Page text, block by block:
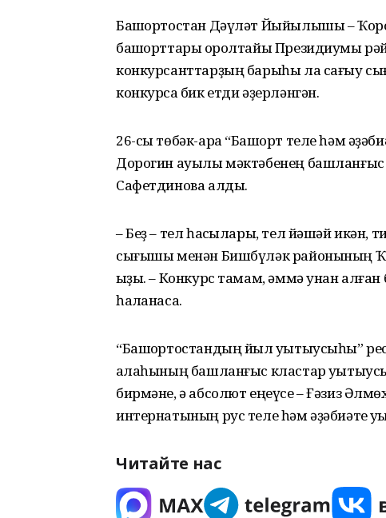
Башҡортостан Дәүләт Йыйылышы –
башҡорттары ҡоролтайы Президиумы
конкурсанттарҙың барыһы ла сағыу
конкурсҡа бик етди әҙерләнгән.
26-сы төбәк-ара “Башҡорт теле һәм
Дорогин ауылы мәктәбенең
Сафетдинова алды.
– Беҙ – тел һаҡсылары, тел йәшәй икән,
сығышы менән Бишбүләк районының
ҡыҙы. – Конкурс тамам, әммә унан алған
һаҡланасаҡ.
“Башҡортостандың йыл уҡытыусыһы”
ҡалаһының башланғыс кластар
бирмәне, ә абсолют еңеүсе – Ғәзиз
интернатының рус теле һәм әҙәбиәте
Читайте нас